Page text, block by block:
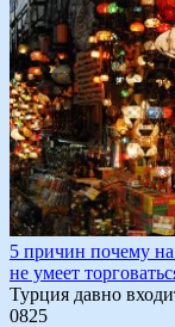
5 причин почему
не умеет
Турция давно
0825